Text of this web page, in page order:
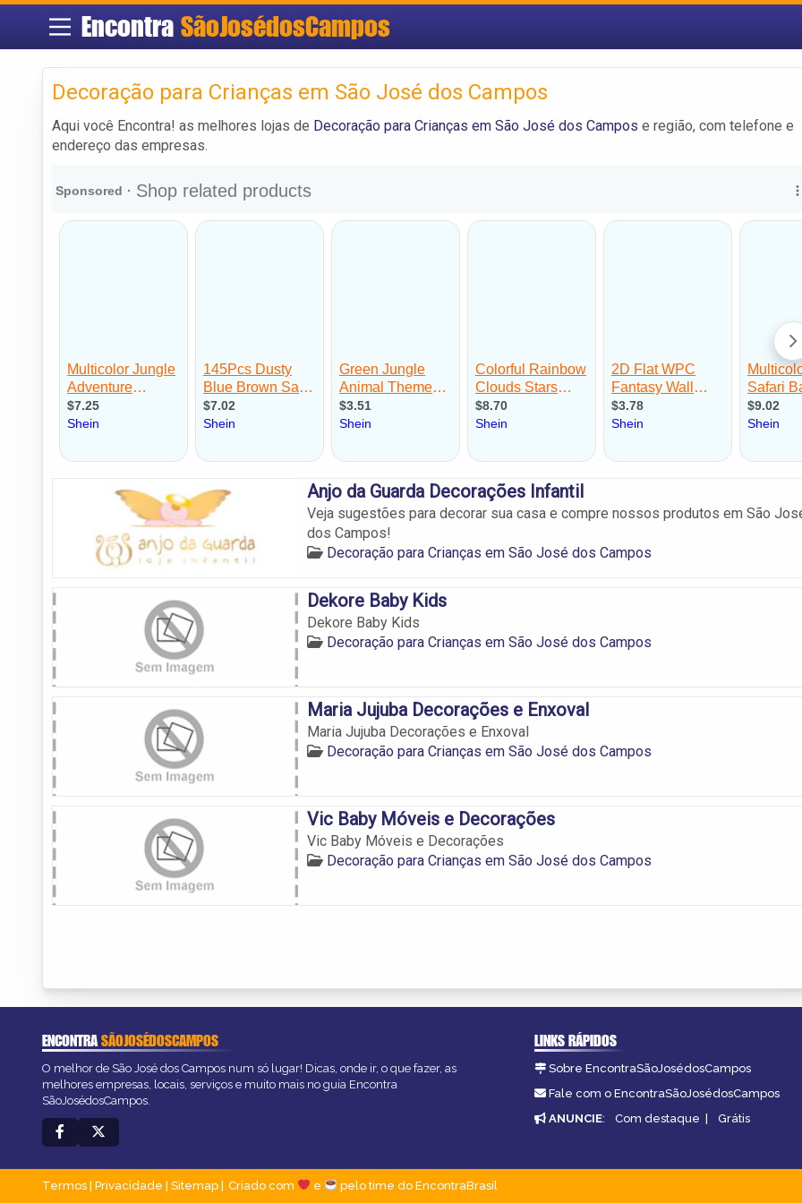
Encontra SãoJosédosCampos
Decoração para Crianças em São José dos Campos
Aqui você Encontra! as melhores lojas de Decoração para Crianças em São José dos Campos e região, com telefone e
endereço das empresas.
Anjo da Guarda Decorações Infantil
Veja sugestões para decorar sua casa e compre nossos produtos em São
dos Campos!
Decoração para Crianças em São José dos Campos
Dekore Baby Kids
Dekore Baby Kids
Decoração para Crianças em São José dos Campos
Maria Jujuba Decorações e Enxoval
Maria Jujuba Decorações e Enxoval
Decoração para Crianças em São José dos Campos
Vic Baby Móveis e Decorações
Vic Baby Móveis e Decorações
Decoração para Crianças em São José dos Campos
ENCONTRASÃOJOSÉDOSCAMPOS
O melhor de São José dos Campos num só lugar! Dicas, onde ir, o que fazer, as
melhores empresas, locais, serviços e muito mais no guia Encontra
SãoJosédosCampos.
LINKS RÁPIDOS
Sobre EncontraSãoJosédosCampos
Fale com o EncontraSãoJosédosCampos
ANUNCIE: Com destaque | Grátis
Termos | Privacidade | Sitemap Criado com e pelo time do EncontraBrasil